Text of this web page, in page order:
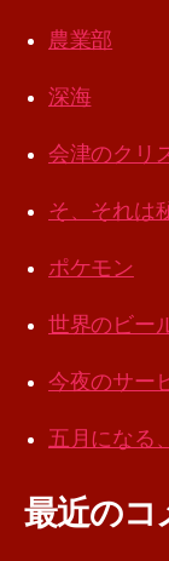
農業部
深海
会津のクリ
そ、それは
ポケモン
世界のビー
今夜のサー
五月になる
最近のコ